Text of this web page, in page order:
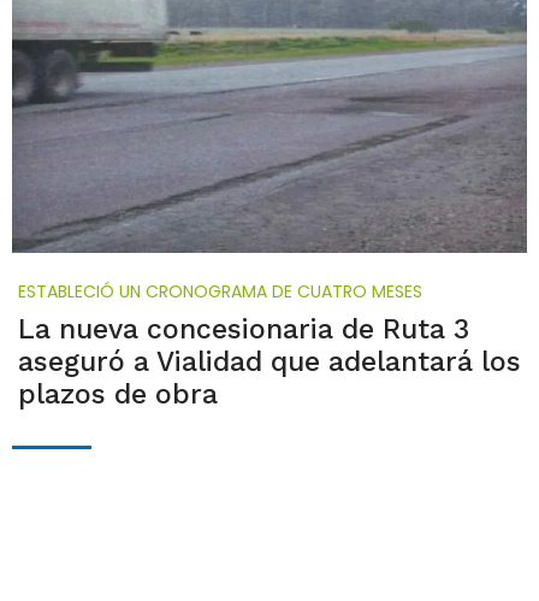
ESTABLECIÓ UN CRONOGRAMA DE CUATRO MESES
La nueva concesionaria de Ruta 3
aseguró a Vialidad que adelantará los
plazos de obra